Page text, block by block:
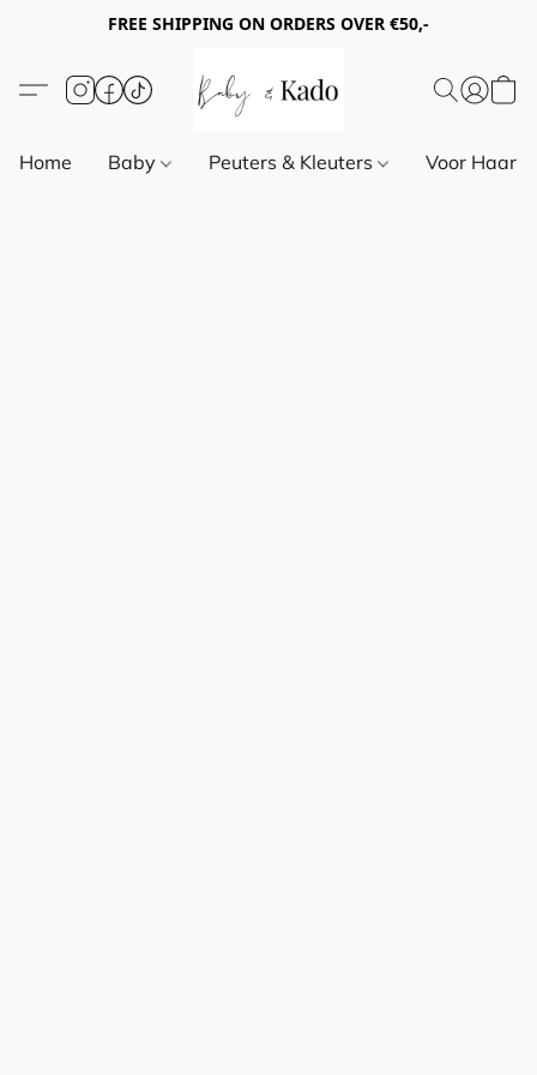
FREE SHIPPING ON ORDERS OVER €50,-
Home Baby Peuters & Kleuters Voor Haar